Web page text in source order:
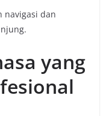
navigasi dan
yang